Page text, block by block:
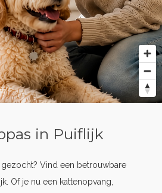
in Puiflijk
Vind een betrouwbare
Of je nu een kattenopvang,